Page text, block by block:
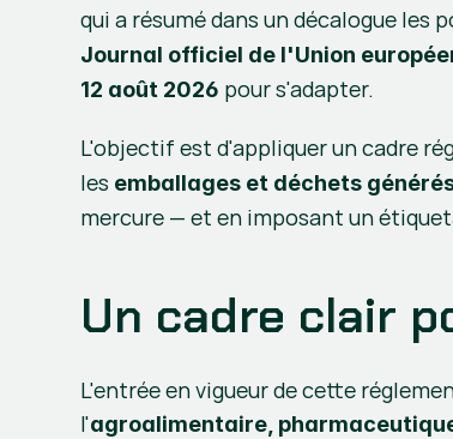
qui a résumé dans un décalogue les
Journal officiel de l'Union
12 août 2026 pour s'adapter.
L'objectif est d'appliquer un cadre
les emballages et déchets
mercure — et en imposant un
Un cadre clair
L'entrée en vigueur de cette
l'agroalimentaire,